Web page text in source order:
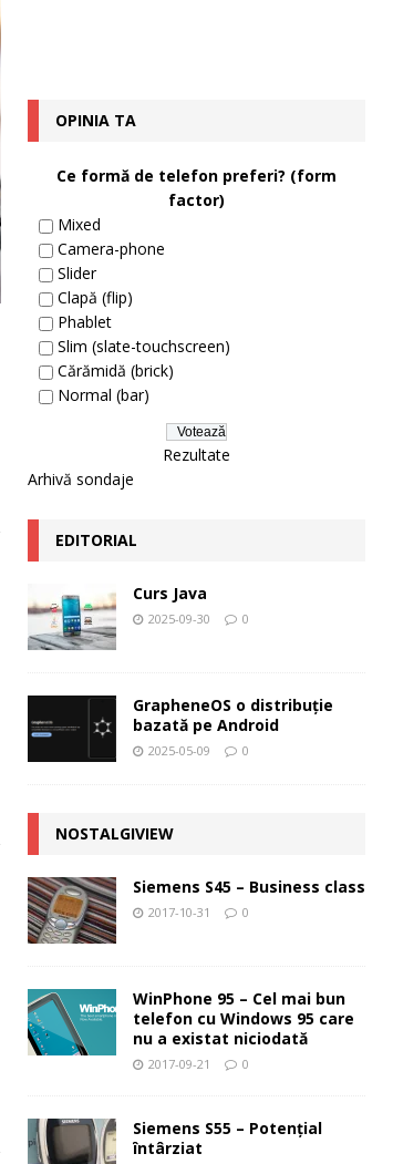
OPINIA TA
Ce formă de telefon preferi? (form
factor)
Mixed
Camera-phone
Slider
Clapă (flip)
Phablet
Slim (slate-touchscreen)
Cărămidă (brick)
Normal (bar)
Rezultate
Arhivă sondaje
EDITORIAL
Curs Java
2025-09-30 0
GrapheneOS o distribuție
bazată pe Android
2025-05-09 0
NOSTALGIVIEW
Siemens S45 – Business class
2017-10-31 0
WinPhone 95 – Cel mai bun
telefon cu Windows 95 care
nu a existat niciodată
2017-09-21 0
Siemens S55 – Potenţial
întârziat